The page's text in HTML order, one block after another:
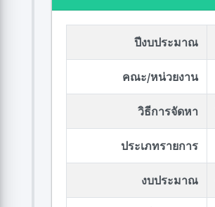
ปีงบประมาณ
คณะ/หน่วยงาน
วิธีการจัดหา
ประเภทรายการ
งบประมาณ